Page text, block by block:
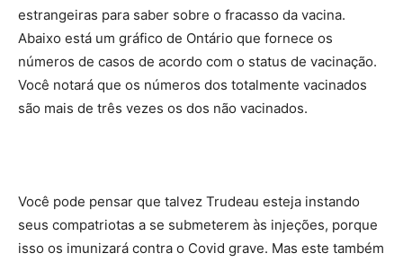
estrangeiras para saber sobre o fracasso da vacina.
Abaixo está um gráfico de Ontário que fornece os
números de casos de acordo com o status de vacinação.
Você notará que os números dos totalmente vacinados
são mais de três vezes os dos não vacinados.
Você pode pensar que talvez Trudeau esteja instando
seus compatriotas a se submeterem às injeções, porque
isso os imunizará contra o Covid grave. Mas este também